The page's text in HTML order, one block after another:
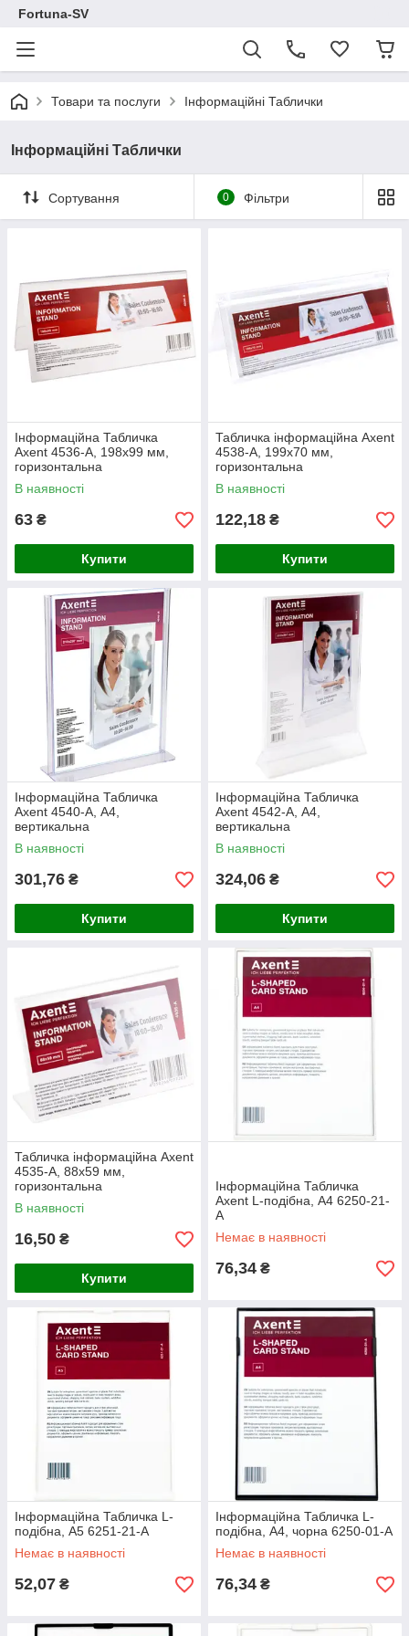
Fortuna-SV
Товари та послуги Інформаційні Таблички
Інформаційні Таблички
Сортування 0 Фільтри
Інформаційна Табличка
Axent 4536-A, 198х99 мм,
горизонтальна
В наявності
63 ₴
Купити
Табличка інформаційна Axent
4538-A, 199х70 мм,
горизонтальна
В наявності
122,18 ₴
Купити
Інформаційна Табличка
Axent 4540-A, А4,
вертикальна
В наявності
301,76 ₴
Купити
Інформаційна Табличка
Axent 4542-A, А4,
вертикальна
В наявності
324,06 ₴
Купити
Табличка інформаційна Axent
4535-A, 88х59 мм,
горизонтальна
В наявності
16,50 ₴
Купити
Інформаційна Табличка
Axent L-подібна, A4 6250-21-
A
Немає в наявності
76,34 ₴
Інформаційна Табличка L-
подібна, A5 6251-21-A
Немає в наявності
52,07 ₴
Інформаційна Табличка L-
подібна, А4, чорна 6250-01-A
Немає в наявності
76,34 ₴